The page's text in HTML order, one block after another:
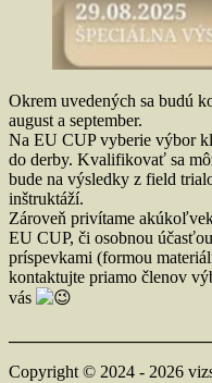
Okrem uvedených sa budú
august a september.
Na EU CUP vyberie výbor
do derby. Kvalifikovať sa
bude na výsledky z field
inštruktáží.
Zároveň privítame
EU CUP, či osobnou
príspevkami (formou
kontaktujte priamo členov
vás
Copyright © 2024 - 2026